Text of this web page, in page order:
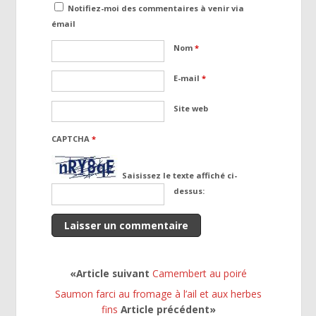
Notifiez-moi des commentaires à venir via
émail
Nom*
E-mail*
Site web
CAPTCHA*
Saisissez le texte affiché ci-
dessus:
«Article suivantCamembert au poiré
Saumon farci au fromage à l’ail et aux herbes
fins Article précédent»